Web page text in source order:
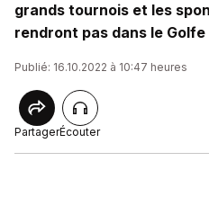
grands tournois et les
rendront pas dans le Golfe
Publié: 16.10.2022 à 10:47 heures
PartagerÉcouter